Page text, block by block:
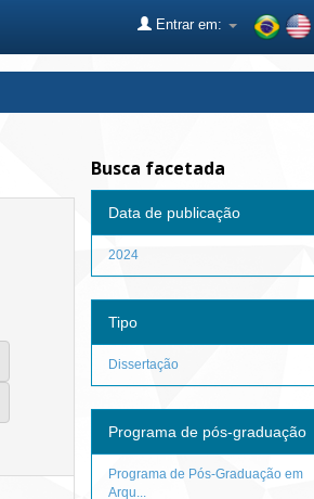
Entrar em:
Busca facetada
Data de publicação
2024
Tipo
Dissertação
Programa de pós-graduação
Programa de Pós-Graduação em
Arqu...